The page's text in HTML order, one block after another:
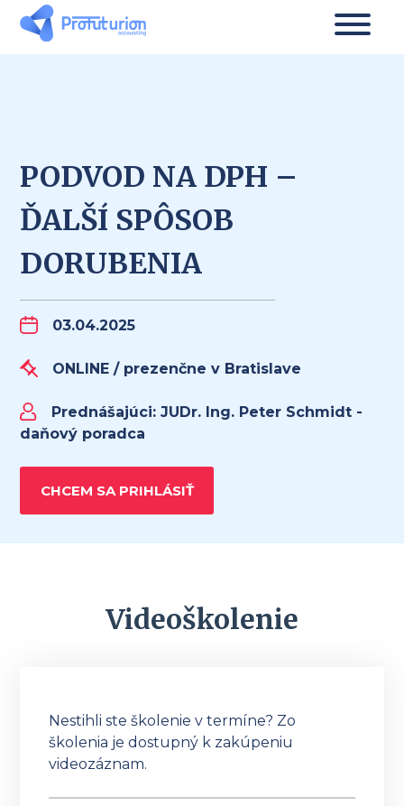
PODVOD NA DPH –
ĎALŠÍ SPÔSOB
DORUBENIA
03.04.2025
ONLINE / prezenčne v Bratislave
Prednášajúci: JUDr. Ing. Peter Schmidt -
daňový poradca
CHCEM SA PRIHLÁSIŤ
Videoškolenie
Nestihli ste školenie v termíne? Zo
školenia je dostupný k zakúpeniu
videozáznam.